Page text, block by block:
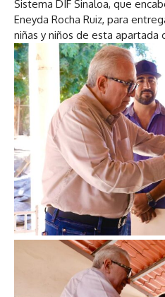
Sistema DIF Sinaloa, que
Eneyda Rocha Ruiz, para
niñas y niños de esta apartada